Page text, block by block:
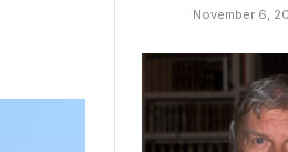
November 6,